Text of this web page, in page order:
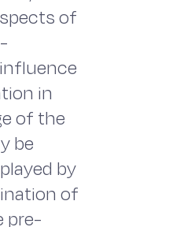
of
in
of the
be
by
of
pre-